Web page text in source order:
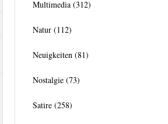
Multimedia (312)
Natur (112)
Neuigkeiten (81)
Nostalgie (73)
Satire (258)